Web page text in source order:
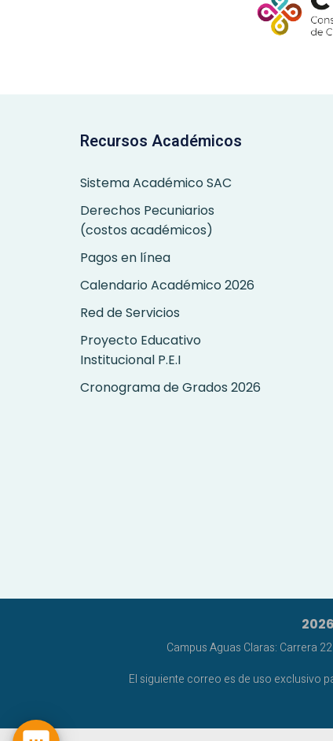
Recursos Académicos
Sistema Académico SAC
Derechos Pecuniarios
(costos académicos)
Pagos en línea
Calendario Académico 2026
Red de Servicios
Proyecto Educativo
Institucional P.E.I
Cronograma de Grados 2026
Campus Aguas Claras: Carrera
El siguiente correo es de uso exclusivo